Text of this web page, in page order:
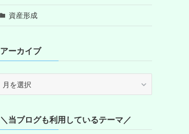
資産形成
アーカイブ
＼当ブログも利用しているテーマ／